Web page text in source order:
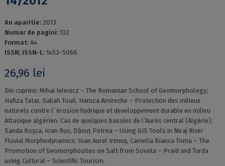
An aparitie: 2013
Numar de pagini: 132
Format: A4
ISSN; ISSN-L: 1453-5068
26,96 lei
Din cuprins: Mihai Ielenicz – The Romanian School of Geomorphology;
Hafiza Tatar, Sabah Touil, Hamza Amireche – Protection des milieux
naturels contre l’ érosion hydrique et developpement durable en milieu
Atlasique algérien. Cas de quelques bassins de l’Aurès central (Algérie);
Sanda Roșca, Ioan Rus, Dănuț Petrea – Using GIS Tools in Niraj River
Fluvial Morphodynamics; Ioan Aurel Irimuș, Camelia Bianca Toma – The
Promotion of Geomorphosites on Salt from Sovata – Praid and Turda
using Cultural – Scientific Tourism.